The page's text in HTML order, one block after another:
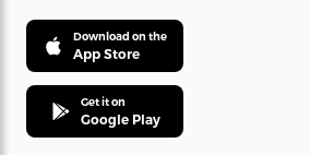
Download on the
App Store
Get it on
Google Play